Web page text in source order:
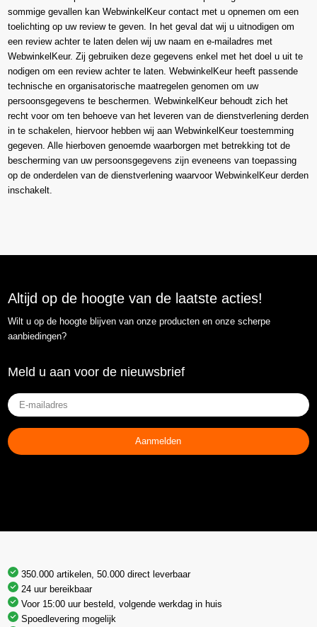
sommige gevallen kan WebwinkelKeur contact met u opnemen om een
toelichting op uw review te geven. In het geval dat wij u uitnodigen om
een review achter te laten delen wij uw naam en e-mailadres met
WebwinkelKeur. Zij gebruiken deze gegevens enkel met het doel u uit te
nodigen om een review achter te laten. WebwinkelKeur heeft passende
technische en organisatorische maatregelen genomen om uw
persoonsgegevens te beschermen. WebwinkelKeur behoudt zich het
recht voor om ten behoeve van het leveren van de dienstverlening derden
in te schakelen, hiervoor hebben wij aan WebwinkelKeur toestemming
gegeven. Alle hierboven genoemde waarborgen met betrekking tot de
bescherming van uw persoonsgegevens zijn eveneens van toepassing
op de onderdelen van de dienstverlening waarvoor WebwinkelKeur derden
inschakelt.
Altijd op de hoogte van de laatste acties!
Wilt u op de hoogte blijven van onze producten en onze scherpe
aanbiedingen?
Meld u aan voor de nieuwsbrief
E-
mailadres(Vereist)
Aanmelden
350.000 artikelen, 50.000 direct leverbaar
24 uur bereikbaar
Voor 15:00 uur besteld, volgende werkdag in huis
Spoedlevering mogelijk